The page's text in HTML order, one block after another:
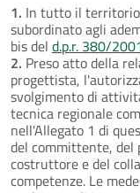
1. In tutto il
subordinato agli
bis del d.p.r. 380/
2. Preso atto della
progettista,
svolgimento di
tecnica regionale
nell'Allegato 1 di
del committente, del
costruttore e del
competenze. Le